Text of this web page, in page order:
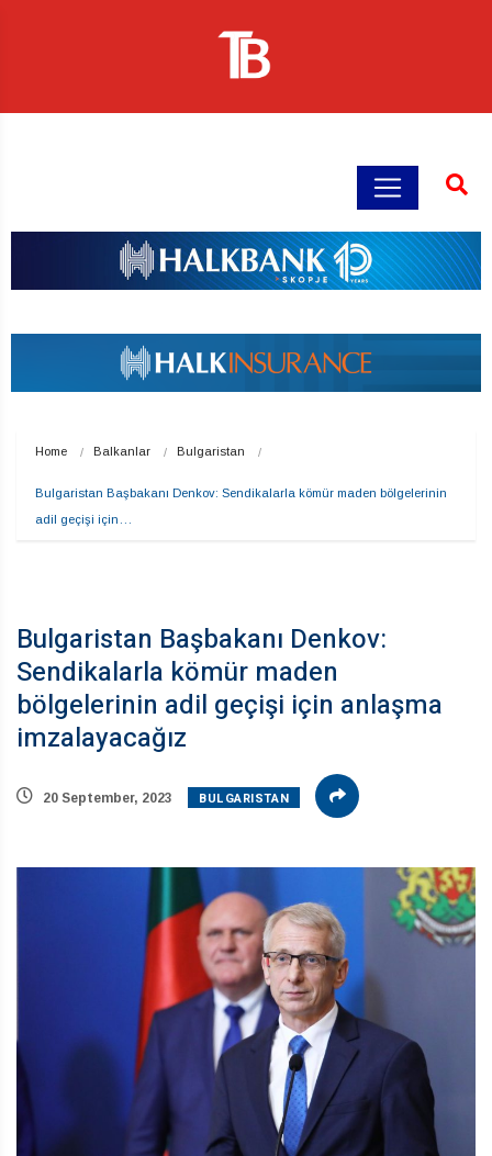
Home Balkanlar Bulgaristan
Bulgaristan Başbakanı Denkov: Sendikalarla kömür maden bölgelerinin
adil geçişi için…
Bulgaristan Başbakanı Denkov:
Sendikalarla kömür maden
bölgelerinin adil geçişi için anlaşma
imzalayacağız
20 September, 2023 BULGARISTAN